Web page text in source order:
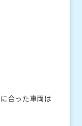
合った車両は